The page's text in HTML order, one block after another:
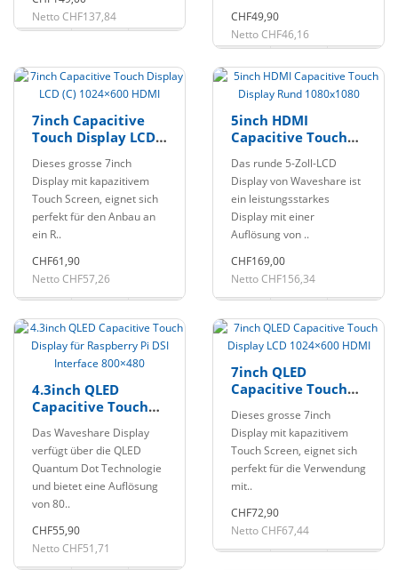
Netto CHF137,84
CHF49,90
Netto CHF46,16
7inch Capacitive
Touch Display LCD
Dieses grosse 7inch
Display mit kapazitivem
Touch Screen, eignet sich
perfekt für den Anbau an
ein R..
CHF61,90
Netto CHF57,26
5inch HDMI
Capacitive Touch
1080x1080
Das runde 5-Zoll-LCD
Display von Waveshare ist
ein leistungsstarkes
Display mit einer
Auflösung von ..
CHF169,00
Netto CHF156,34
4.3inch QLED
Capacitive Touch
Raspberry Pi DSI
Interface 800×480
Das Waveshare Display
verfügt über die QLED
Quantum Dot Technologie
und bietet eine Auflösung
von 80..
CHF55,90
Netto CHF51,71
7inch QLED
Capacitive Touch
1024×600 HDMI
Dieses grosse 7inch
Display mit kapazitivem
Touch Screen, eignet sich
perfekt für die Verwendung
mit..
CHF72,90
Netto CHF67,44